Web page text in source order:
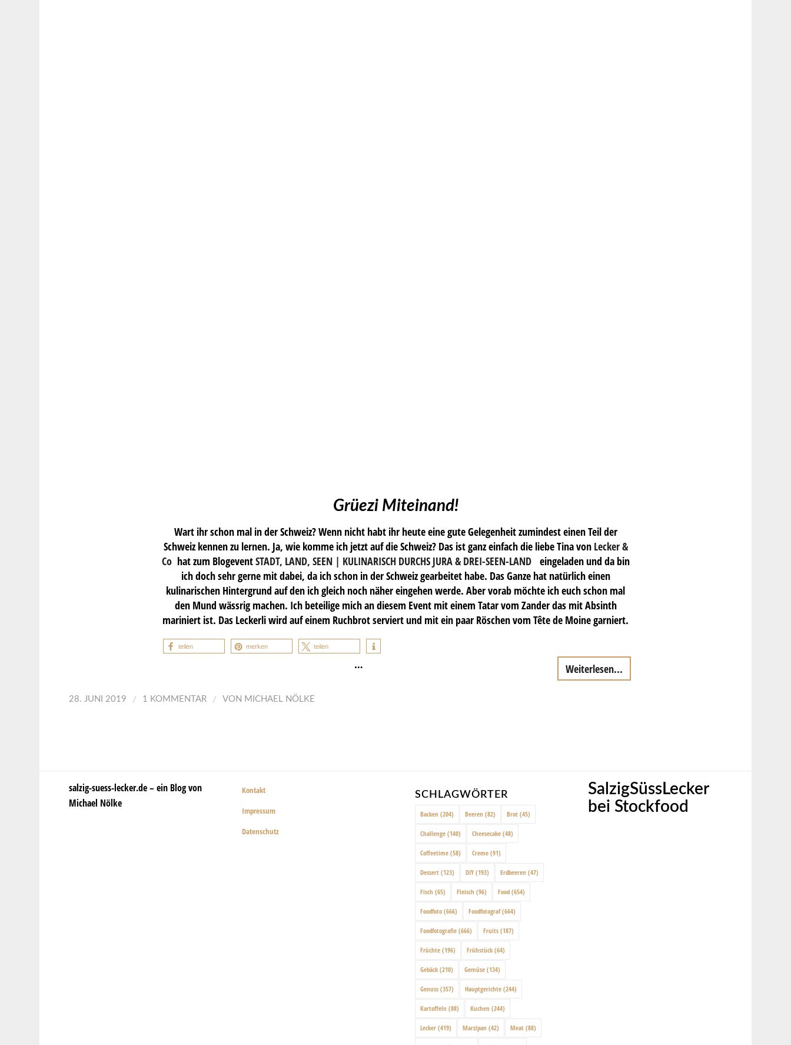
Grüezi Miteinand!
Wart ihr schon mal in der Schweiz? Wenn nicht habt ihr heute eine gute Gelegenheit zumindest einen Teil der
Schweiz kennen zu lernen. Ja, wie komme ich jetzt auf die Schweiz? Das ist ganz einfach die liebe Tina von Lecker &
Cohat zum BlogeventSTADT, LAND, SEEN | KULINARISCH DURCHS JURA & DREI-SEEN-LAND eingeladen und da bin
ich doch sehr gerne mit dabei, da ich schon in der Schweiz gearbeitet habe. Das Ganze hat natürlich einen
kulinarischen Hintergrund auf den ich gleich noch näher eingehen werde. Aber vorab möchte ich euch schon mal
den Mund wässrig machen. Ich beteilige mich an diesem Event mit einem Tatar vom Zander das mit Absinth
mariniert ist. Das Leckerli wird auf einem Ruchbrot serviert und mit ein paar Röschen vom Tête de Moine garniert.
teilen merken teilen
… Weiterlesen...
28. JUNI 2019 / 1 KOMMENTAR / VON MICHAEL NÖLKE
salzig-suess-lecker.de – ein Blog von
Michael Nölke
Kontakt
Impressum
Datenschutz
SCHLAGWÖRTER
Backen (204) Beeren (82) Brot (45)
Challenge (140) Cheesecake (48)
Coffeetime (58) Creme (91)
Dessert (123) DIY (193) Erdbeeren (47)
Fisch (65) Fleisch (96) Food (654)
Foodfoto (666) Foodfotograf(664)
Foodfotografie (666) Fruits (187)
Früchte (196) Frühstück (64)
Gebäck (210) Gemüse (134)
Genuss (357) Hauptgerichte (244)
Kartoffeln (88) Kuchen (244)
Lecker (419) Marzipan (42) Meat (88)
SalzigSüssLecker
bei Stockfood